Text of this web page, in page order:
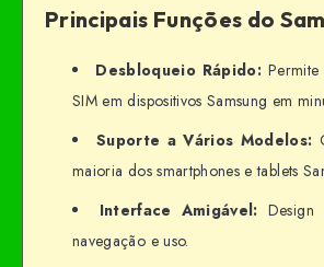
Principais Funções do
Desbloqueio Rápido:
SIM em dispositivos Samsung em
Suporte a Vários Modelos:
maioria dos smartphones e tablets
Interface Amigável: Design
navegação e uso.